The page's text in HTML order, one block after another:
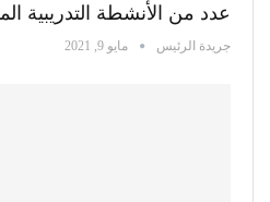
عدد من الأنشطة التدريبية
جريدة الرئيس مايو 9, 2021